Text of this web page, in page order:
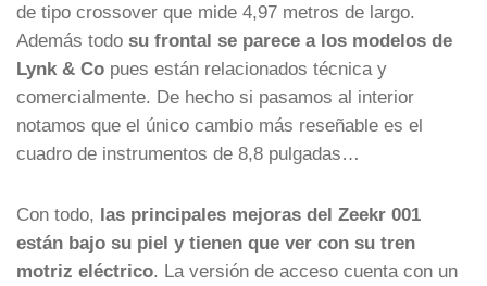
de tipo crossover que mide 4,97 metros de largo.
Además todo su frontal se parece a los modelos de
Lynk & Co pues están relacionados técnica y
comercialmente. De hecho si pasamos al interior
notamos que el único cambio más reseñable es el
cuadro de instrumentos de 8,8 pulgadas…
Con todo, las principales mejoras del Zeekr 001
están bajo su piel y tienen que ver con su tren
motriz eléctrico. La versión de acceso cuenta con un